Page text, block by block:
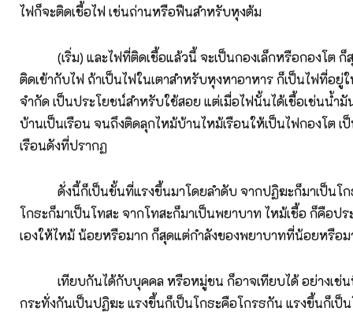
ไฟก็จะติดเชื้อไฟ เช่นถ่านหรือฟืนสำหรับหุงต้ม
(เริ่ม) และไฟที่ติดเชื้อแล้วนี้ จะเป็นกองเล็กหรือกองโต ก็
ติดเข้ากับไฟ ถ้าเป็นไฟในเตาสำหรับหุงหาอาหาร ก็เป็นไฟที่อยู่
จำกัด เป็นประโยชน์สำหรับใช้สอย แต่เมื่อไฟนั้นได้เชื้อเช่นน้ำมั
บ้านเป็นเรือน จนถึงติดลุกไหม้บ้านไหม้เรือนให้เป็นไฟกองโต เ
เรือนดังที่ปรากฏ
ดั่งนี้ก็เป็นขั้นที่แรงขึ้นมาโดยลำดับ จากปฏิฆะก็มาเป็นโก
โกธะก็มาเป็นโทสะ จากโทสะก็มาเป็นพยาบาท ไหม้เชื้อ ก็คือป
เองให้ไหม้ น้อยหรือมาก ก็สุดแต่กำลังของพยาบาทที่น้อยหรือม
เทียบกันได้กับบุคคล หรือหมู่ชน ก็อาจเทียบได้ อย่างเช่น
กระทั่งกันเป็นปฏิฆะ แรงขึ้นก็เป็นโกธะคือโกรธกัน แรงขึ้นก็เป็